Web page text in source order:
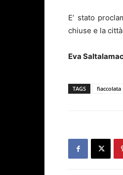
E’ stato
chiuse e la
Eva
TAGS fiaccolata